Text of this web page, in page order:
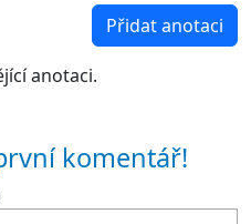
Přidat anotaci
anotaci.
komentář!